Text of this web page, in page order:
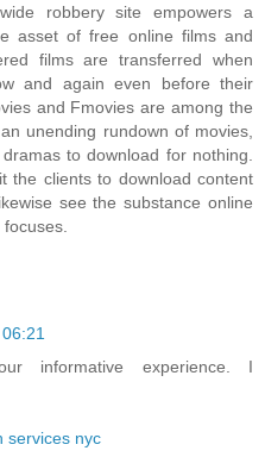
robbery site empowers a
asset of free online films and
films are transferred when
and again even before their
and Fmovies are among the
unending rundown of movies,
to download for nothing.
the clients to download content
see the substance online
informative experience. I
services nyc